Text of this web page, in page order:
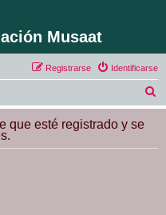
Musaat
Identificarse
Registrarse
u
c
que esté registrado y se